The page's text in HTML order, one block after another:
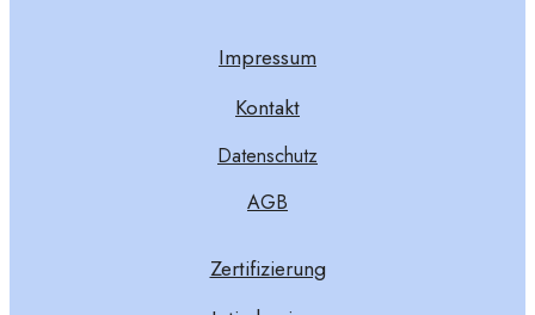
Impressum
Kontakt
Datenschutz
AGB
Zertifizierung